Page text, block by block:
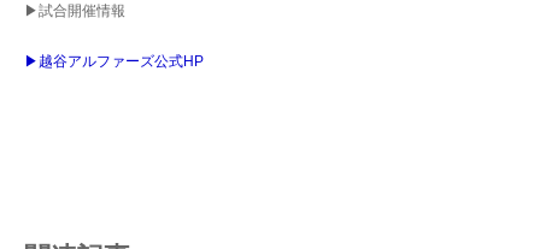
▶試合開催情報
▶越谷アルファーズ公式HP